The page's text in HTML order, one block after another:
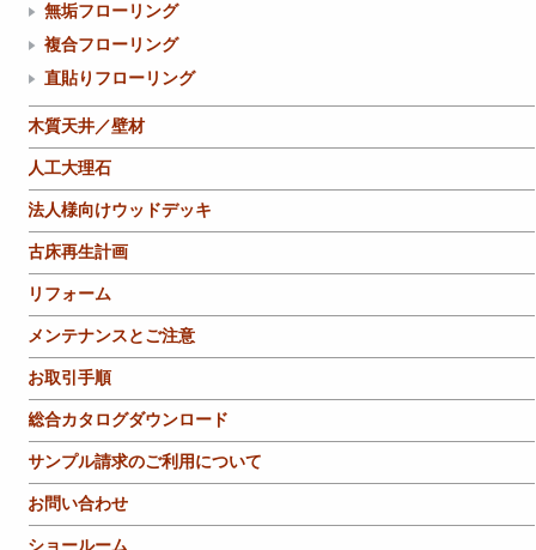
無垢フローリング
複合フローリング
直貼りフローリング
木質天井／壁材
人工大理石
法人様向けウッドデッキ
古床再生計画
リフォーム
メンテナンスとご注意
お取引手順
総合カタログダウンロード
サンプル請求のご利用について
お問い合わせ
ショールーム